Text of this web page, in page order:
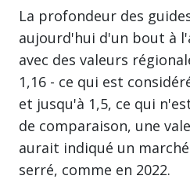
La profondeur des
aujourd'hui d'un bout à
avec des valeurs
1,16 - ce qui est
et jusqu'à 1,5, ce qui
de comparaison, une
aurait indiqué un
serré, comme en 2022.